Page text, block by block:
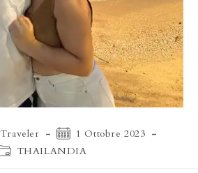
Articolo
pubblicato:
1 Ottobre 2023
THAILANDIA